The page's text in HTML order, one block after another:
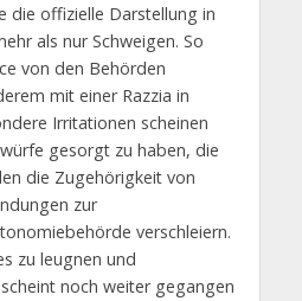
die offizielle Darstellung in
als nur Schweigen. So
von den Behörden
mit einer Razzia in
Irritationen scheinen
gesorgt zu haben, die
die Zugehörigkeit von
zur
verschleiern.
zu leugnen und
noch weiter gegangen